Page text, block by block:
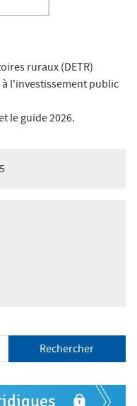
ruraux (DETR)
l'investissement public
le guide 2026.